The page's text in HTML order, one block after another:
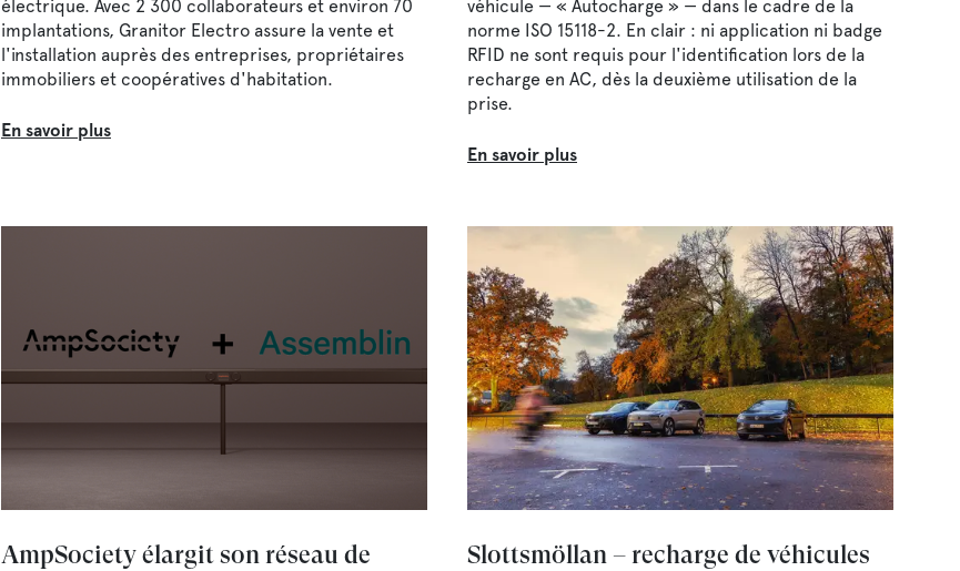
électrique. Avec 2 300 collaborateurs et environ 70
implantations, Granitor Electro assure la vente et
l'installation auprès des entreprises, propriétaires
immobiliers et coopératives d'habitation.
En savoir plus
véhicule — « Autocharge » — dans le cadre de la
norme ISO 15118-2. En clair : ni application ni badge
RFID ne sont requis pour l'identification lors de la
recharge en AC, dès la deuxième utilisation de la
prise.
En savoir plus
AmpSociety élargit son réseau de
Slottsmöllan – recharge de véhicules